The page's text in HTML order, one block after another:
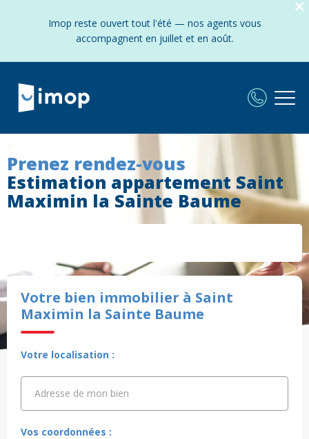
Imop reste ouvert tout l'été — nos agents vous
accompagnent en juillet et en août.
Prenez rendez-vous
Estimation appartement Saint
Maximin la Sainte Baume
Votre bien immobilier à Saint
Maximin la Sainte Baume
Votre localisation :
Adresse de mon bien
Adresse de mon bien
Vos coordonnées :